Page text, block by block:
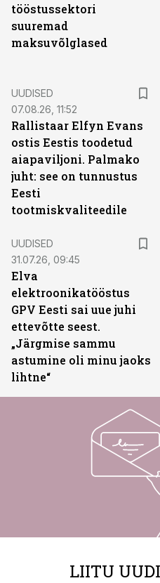
tööstussektori
suuremad
maksuvõlglased
UUDISED
07.08.26, 11:52
Rallistaar Elfyn Evans
ostis Eestis toodetud
aiapaviljoni. Palmako
juht: see on tunnustus
Eesti
tootmiskvaliteedile
UUDISED
31.07.26, 09:45
Elva
elektroonikatööstus
GPV Eesti sai uue juhi
ettevõtte seest.
„Järgmise sammu
astumine oli minu jaoks
lihtne“
LIITU